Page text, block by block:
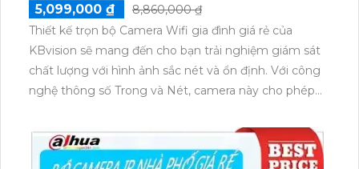
5,099,000 ₫
8,860,000 ₫
Thiết kế trọn bộ Camera Wifi gia đình giá rẻ của
KBvision sẽ mang đến cho bạn trải nghiệm giám sát
chất lượng với hình ảnh sắc nét và ổn định. Với công
nghệ thông số Trong và Nét, camera này cho phép
2